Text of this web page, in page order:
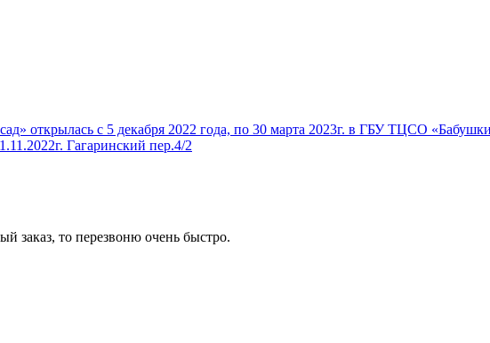
открылась с 5 декабря 2022 года, по 30 марта 2023г. в ГБУ ТЦСО
Гагаринский пер.4/2
заказ, то перезвоню очень быстро.